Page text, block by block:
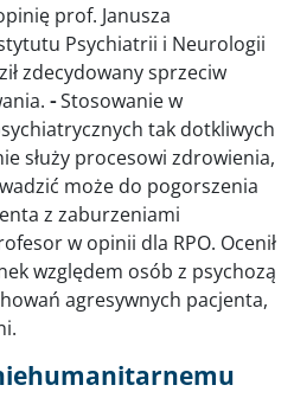
prof. Janusza
Psychiatrii i Neurologii
zdecydowany sprzeciw
-Stosowanie w
tak dotkliwych
służy procesowi zdrowienia,
może do pogorszenia
z zaburzeniami
w opinii dla RPO. Ocenił
względem osób z psychozą
agresywnych pacjenta,